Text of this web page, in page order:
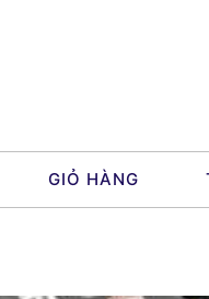
GIỎ HÀNG